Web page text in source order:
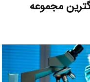
مجموعه